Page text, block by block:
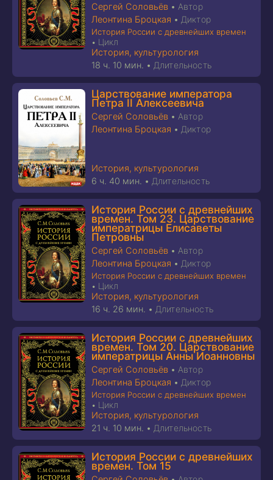
Сергей Соловьёв • Автор
Леонтина Броцкая • Диктор
История России с древнейших времен
• Цикл
История, культурология
18 ч. 10 мин. • Длительность
Царствование императора
Петра II Алексеевича
Сергей Соловьёв • Автор
Леонтина Броцкая • Диктор
История, культурология
6 ч. 40 мин. • Длительность
История России с древнейших
времен. Том 23. Царствование
императрицы Елисаветы
Петровны
Сергей Соловьёв • Автор
Леонтина Броцкая • Диктор
История России с древнейших времен
• Цикл
История, культурология
16 ч. 26 мин. • Длительность
История России с древнейших
времен. Том 20. Царствование
императрицы Анны Иоанновны
Сергей Соловьёв • Автор
Леонтина Броцкая • Диктор
История России с древнейших времен
• Цикл
История, культурология
21 ч. 10 мин. • Длительность
История России с древнейших
времен. Том 15